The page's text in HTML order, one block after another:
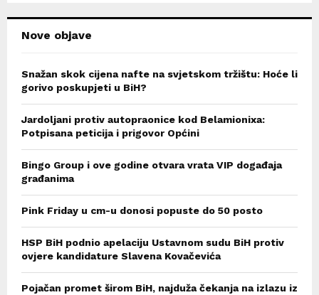
Nove objave
Snažan skok cijena nafte na svjetskom tržištu: Hoće li
gorivo poskupjeti u BiH?
Jardoljani protiv autopraonice kod Belamionixa:
Potpisana peticija i prigovor Općini
Bingo Group i ove godine otvara vrata VIP događaja
građanima
Pink Friday u cm-u donosi popuste do 50 posto
HSP BiH podnio apelaciju Ustavnom sudu BiH protiv
ovjere kandidature Slavena Kovačevića
Pojačan promet širom BiH, najduža čekanja na izlazu iz